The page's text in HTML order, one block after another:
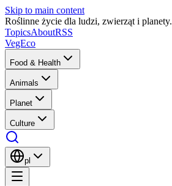
Skip to main content
Roślinne życie dla ludzi, zwierząt i planety.
TopicsAboutRSS
VegEco
Food & Health
Animals
Planet
Culture
pl